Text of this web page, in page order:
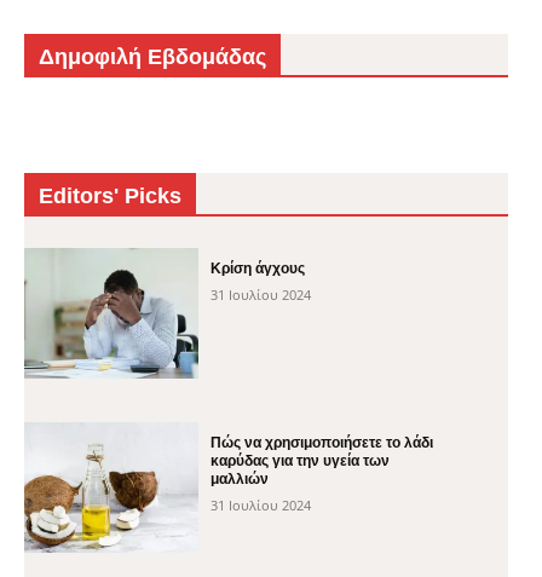
Δημοφιλή Εβδομάδας
Editors' Picks
Κρίση άγχους
31 Ιουλίου 2024
Πώς να χρησιμοποιήσετε το λάδι
καρύδας για την υγεία των
μαλλιών
31 Ιουλίου 2024